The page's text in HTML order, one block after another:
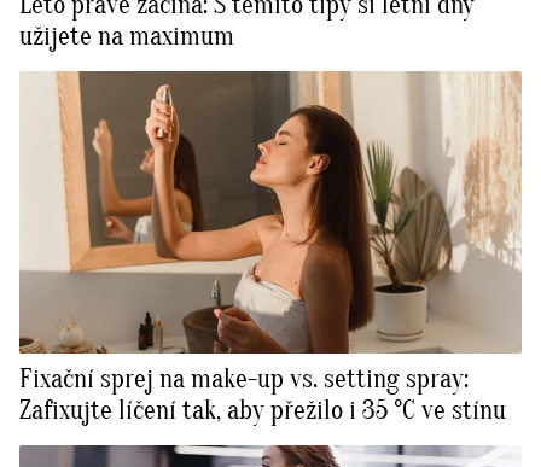
užijete na maximum
Fixační sprej na make-up vs. setting spray:
Zafixujte líčení tak, aby přežilo i 35 °C ve stínu